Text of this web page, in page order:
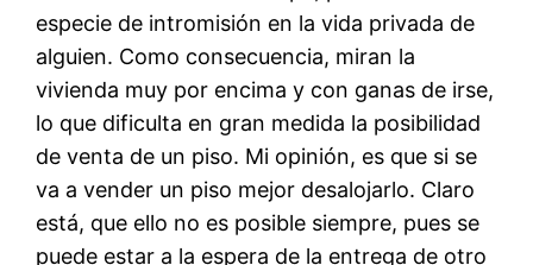
especie de intromisión en la vida privada de
alguien. Como consecuencia, miran la
vivienda muy por encima y con ganas de irse,
lo que dificulta en gran medida la posibilidad
de venta de un piso. Mi opinión, es que si se
va a vender un piso mejor desalojarlo. Claro
está, que ello no es posible siempre, pues se
puede estar a la espera de la entrega de otro